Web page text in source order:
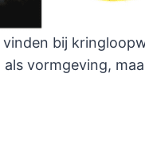
bij
vormgeving,